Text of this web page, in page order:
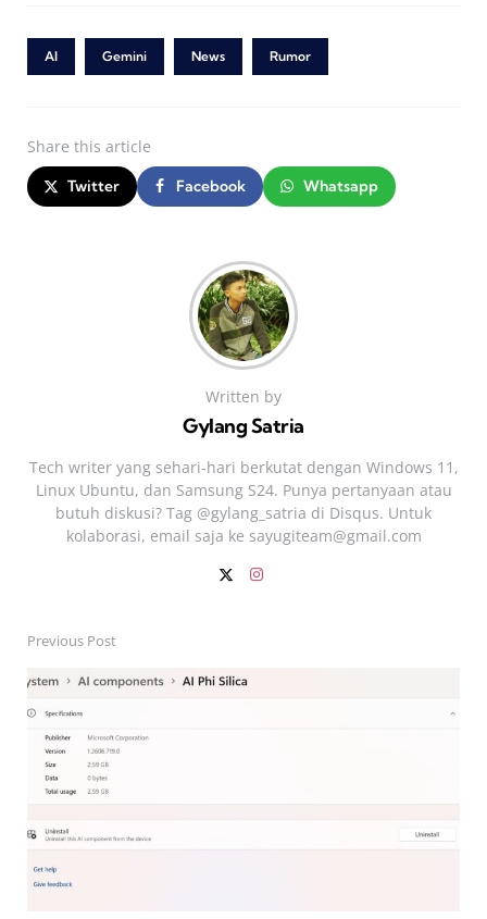
AI Gemini News Rumor
Share this article
Twitter Facebook Whatsapp
Written by
Gylang Satria
Tech writer yang sehari‑hari berkutat dengan Windows 11,
Linux Ubuntu, dan Samsung S24. Punya pertanyaan atau
butuh diskusi? Tag @gylang_satria di Disqus. Untuk
kolaborasi, email saja ke sayugiteam@gmail.com
Post
navigation
Previous Post